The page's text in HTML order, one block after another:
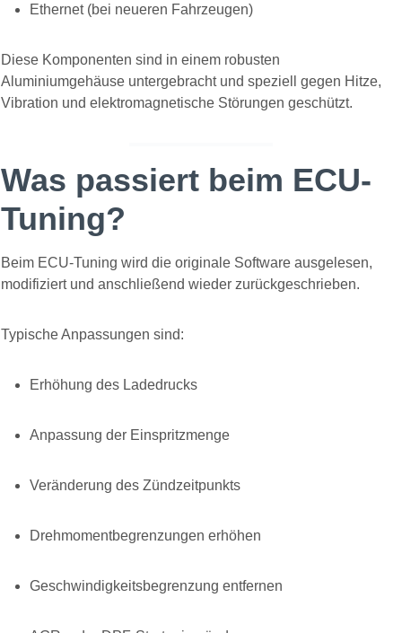
Ethernet (bei neueren Fahrzeugen)
Diese Komponenten sind in einem robusten
Aluminiumgehäuse untergebracht und speziell gegen Hitze,
Vibration und elektromagnetische Störungen geschützt.
Was passiert beim ECU-
Tuning?
Beim ECU-Tuning wird die originale Software ausgelesen,
modifiziert und anschließend wieder zurückgeschrieben.
Typische Anpassungen sind:
Erhöhung des Ladedrucks
Anpassung der Einspritzmenge
Veränderung des Zündzeitpunkts
Drehmomentbegrenzungen erhöhen
Geschwindigkeitsbegrenzung entfernen